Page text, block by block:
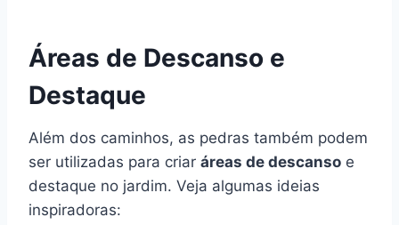
Áreas de Descanso e
Destaque
Além dos caminhos, as pedras também podem
ser utilizadas para criar áreas de descanso e
destaque no jardim. Veja algumas ideias
inspiradoras: